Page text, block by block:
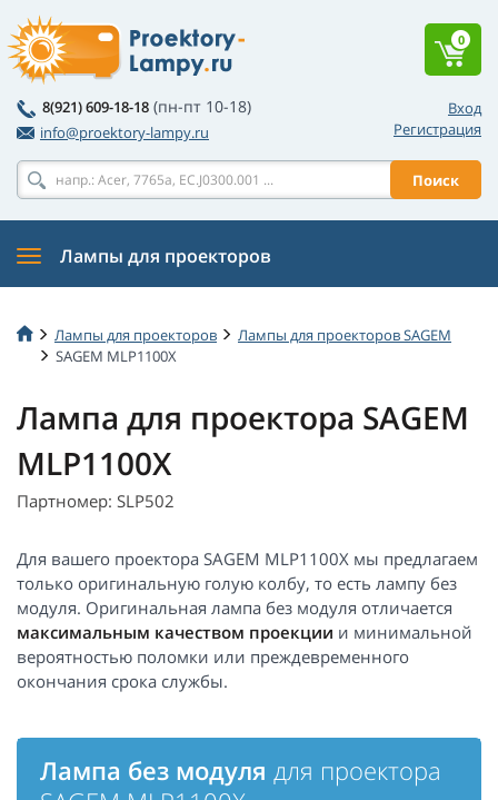
Вход
Регистрация
8(921) 609-18-18 (пн-пт 10-18)
info@proektory-lampy.ru
Поиск
0
Лампы для проекторов
Лампы для проекторов
Лампы для проекторов SAGEM
SAGEM MLP1100X
Лампа для проектора SAGEM
MLP1100X
Партномер: SLP502
Для вашего проектора SAGEM MLP1100X мы предлагаем
только оригинальную голую колбу, то есть лампу без
модуля. Оригинальная лампа без модуля отличается
максимальным качеством проекции и минимальной
вероятностью поломки или преждевременного
окончания срока службы.
Лампа без модуля для проектора